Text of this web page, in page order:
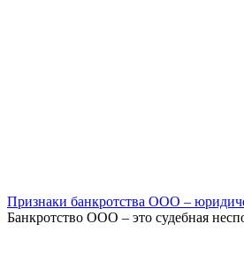
Признаки банкротства ООО –
Банкротство ООО – это судебная